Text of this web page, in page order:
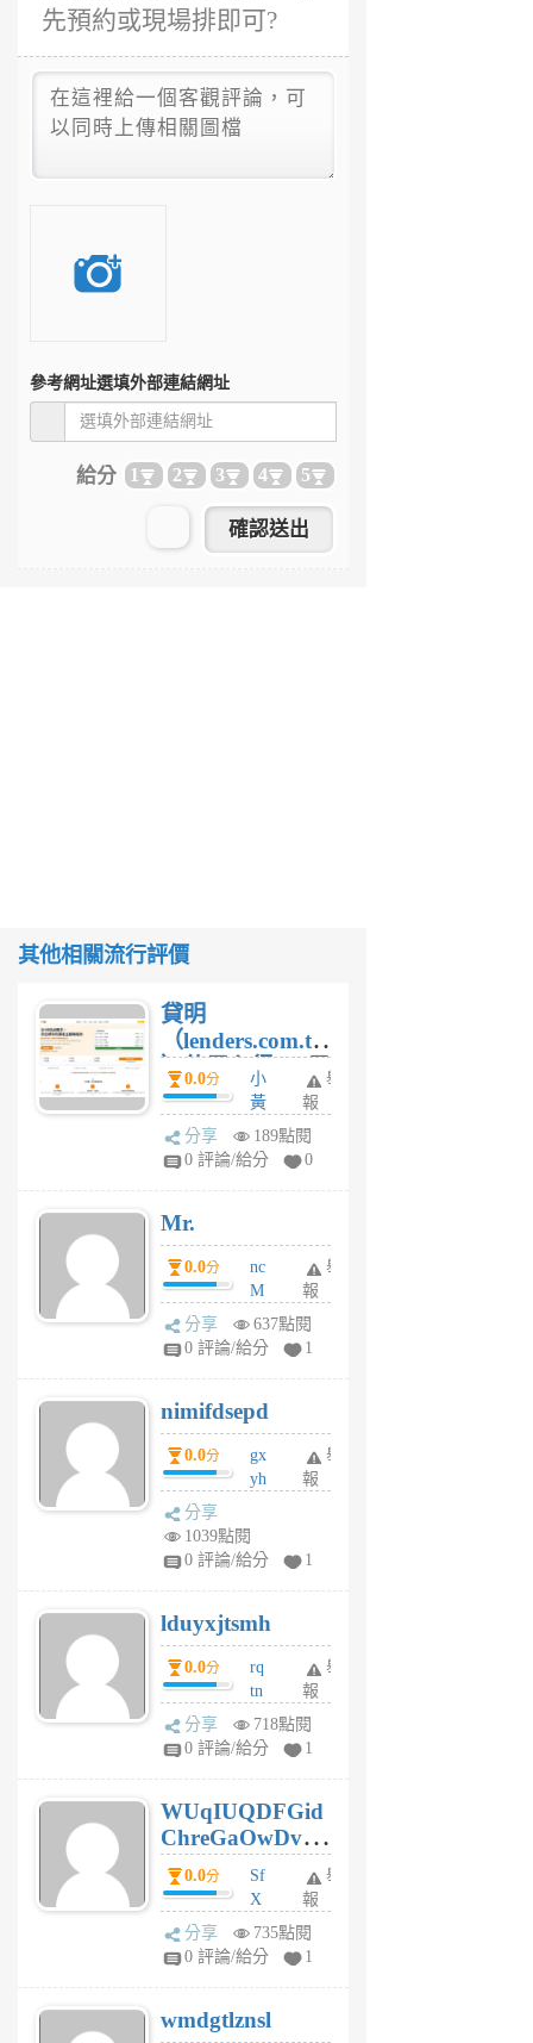
先預約或現場排即可?
參考網址選填外部連結網址
給分 1 2 3 4 5
其他相關流行評價
貸明
（lenders.com.tw
）使用心得 — 民
間貸款比較平台
體驗
0.0分
小
黃
蜂
4
舉
報
分享
189點閱
0 評論/給分
0
Mr.
0.0分
nc
M
U
F
U
5
個
月
舉
報
分享
637點閱
0 評論/給分
1
nimifdsepd
0.0分
gx
yh
jl
月
前
舉
報
分享
1039點閱
0 評論/給分
1
lduyxjtsmh
0.0分
rq
tn
jt
gl
個
月
前
舉
報
分享
718點閱
0 評論/給分
1
WUqIUQDFGid
ChreGaOwDv
dY0.0分
Sf
X
Pe
Jc
R
舉
報
分享
735點閱
0 評論/給分
1
wmdgtlznsl